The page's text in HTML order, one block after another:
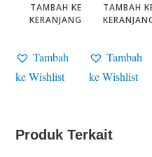
TAMBAH KE
KERANJANG
Tambah
ke Wishlist
TAMBAH
Tambah
ke Wishlist
Produk Terkait